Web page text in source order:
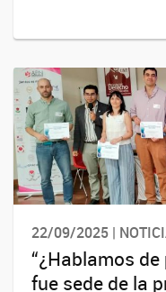
22/09/2025 |
“¿Hablamos
fue sede de la